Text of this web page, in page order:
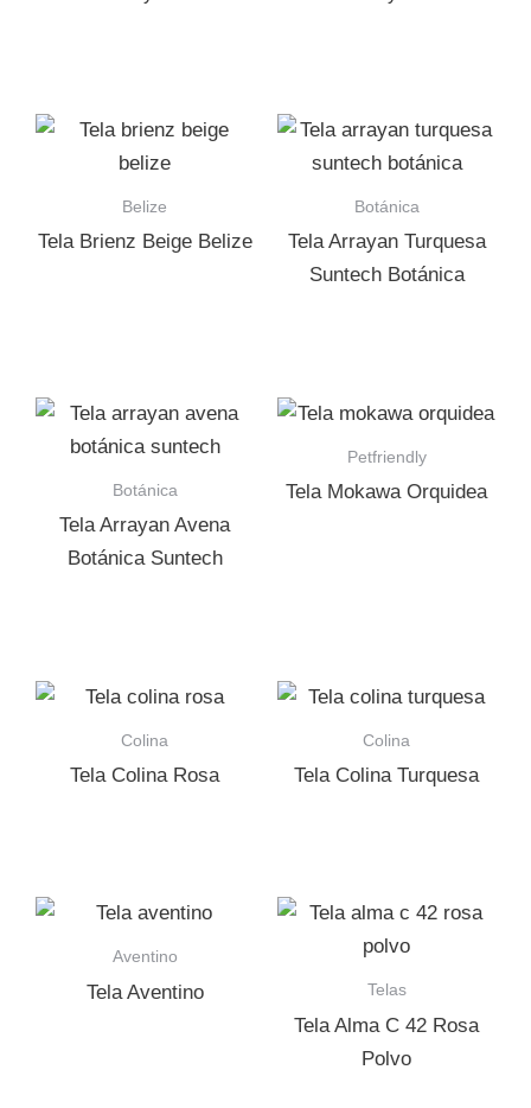
Belize
Tela Brienz Beige Belize
Botánica
Tela Arrayan Turquesa
Suntech Botánica
Botánica
Tela Arrayan Avena
Botánica Suntech
Petfriendly
Tela Mokawa Orquidea
Colina
Tela Colina Rosa
Colina
Tela Colina Turquesa
Aventino
Tela Aventino Telas
Tela Alma C 42 Rosa
Polvo